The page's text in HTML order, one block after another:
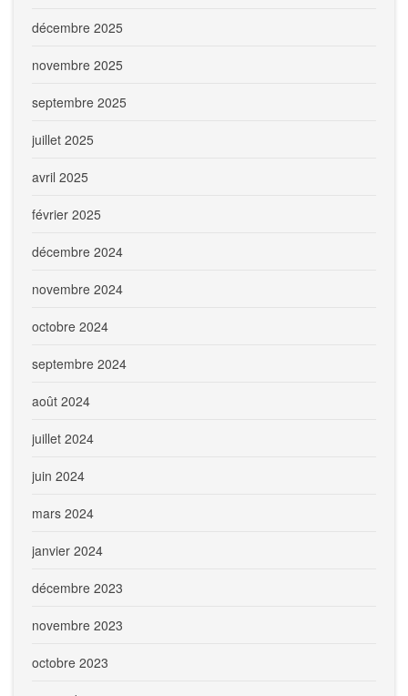
décembre 2025
novembre 2025
septembre 2025
juillet 2025
avril 2025
février 2025
décembre 2024
novembre 2024
octobre 2024
septembre 2024
août 2024
juillet 2024
juin 2024
mars 2024
janvier 2024
décembre 2023
novembre 2023
octobre 2023